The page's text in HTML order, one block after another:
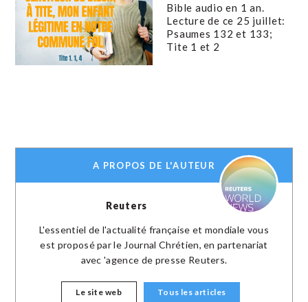
Bible audio en 1 an.
Lecture de ce 25 juillet:
Psaumes 132 et 133;
Tite 1 et 2
A PROPOS DE L'AUTEUR
Reuters
L'essentiel de l'actualité française et mondiale vous
est proposé par le Journal Chrétien, en partenariat
avec 'agence de presse Reuters.
Le site web Tous les articles